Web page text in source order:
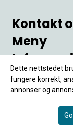
Kontakt
Nostalgia Fønix AS
Oscars gate 6
1771 Halden
Org. nr. 998 243
Meny
Hjem
Min Konto
Om Oss
Kontakt Oss
Frakt og Levering
Salgsbetingelser
Dette nettstedet
fungere korrekt,
annonser og